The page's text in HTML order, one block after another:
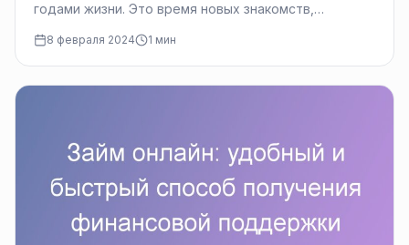
годами жизни. Это время новых знакомств,
8 февраля 2024 1 мин